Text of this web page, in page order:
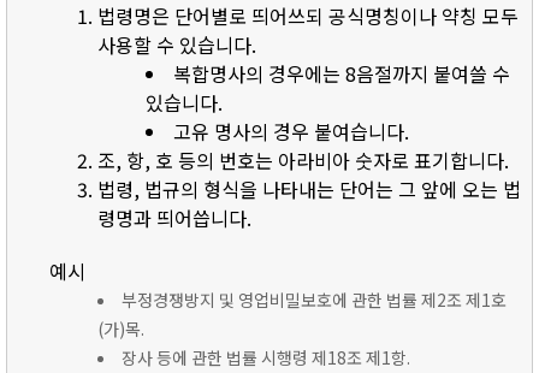
법령명은 단어별로 띄어쓰되 공식명칭이나 약칭 모두
사용할 수 있습니다.
복합명사의 경우에는 8음절까지 붙여쓸 수
있습니다.
고유 명사의 경우 붙여습니다.
조, 항, 호 등의 번호는 아라비아 숫자로 표기합니다.
법령, 법규의 형식을 나타내는 단어는 그 앞에 오는 법
령명과 띄어씁니다.
예시
부정경쟁방지 및 영업비밀보호에 관한 법률 제2조 제1호
(가)목.
장사 등에 관한 법률 시행령 제18조 제1항.